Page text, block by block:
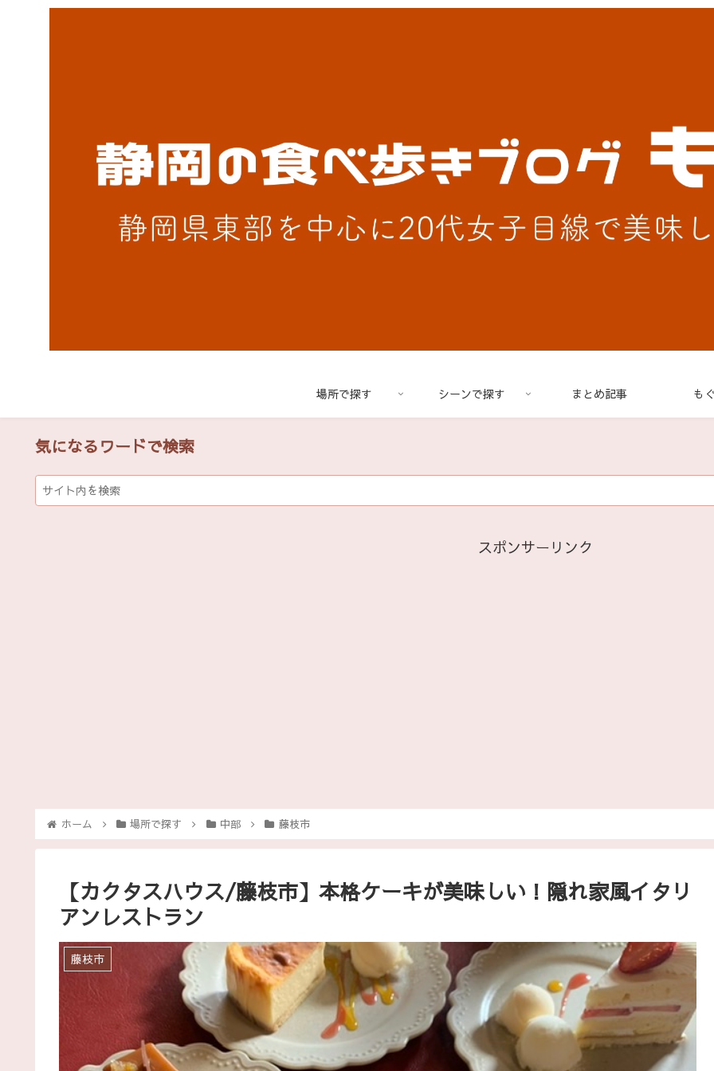
場所で探す シーンで探す まとめ記事 も
気になるワードで検索
スポンサーリンク
ホーム 場所で探す 中部 藤枝市
【カクタスハウス/藤枝市】本格ケーキが美味しい！隠れ家風イタリ
アンレストラン
藤枝市